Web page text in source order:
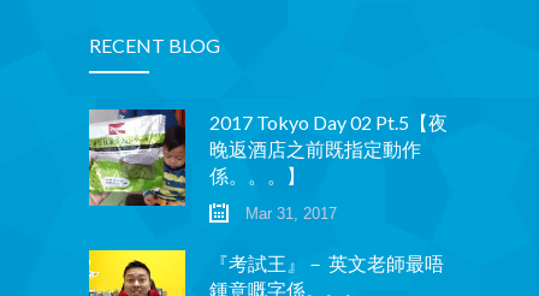
RECENT BLOG
2017 Tokyo Day 02 Pt.5【夜
晚返酒店之前既指定動作
係。。。】
Mar 31, 2017
『考試王』－ 英文老師最唔
鍾意嘅字係。。。